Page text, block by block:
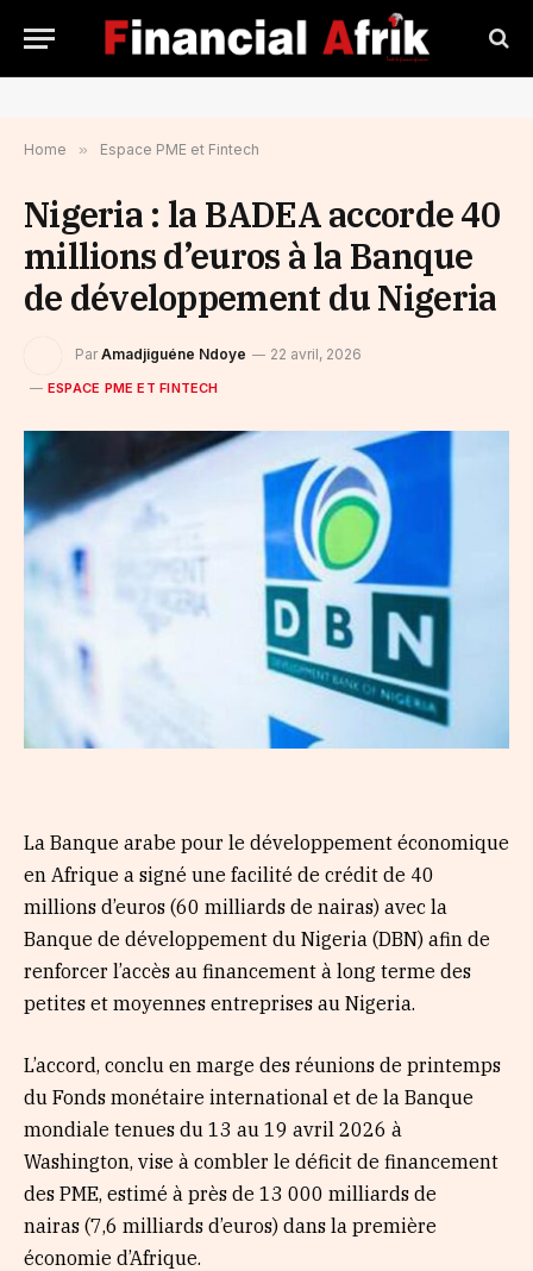
Home » Espace PME et Fintech
Nigeria : la BADEA accorde 40
millions d’euros à la Banque
de développement du Nigeria
Par Amadjiguéne Ndoye 22 avril, 2026
ESPACE PME ET FINTECH
La Banque arabe pour le développement économique
en Afrique a signé une facilité de crédit de 40
millions d’euros (60 milliards de nairas) avec la
Banque de développement du Nigeria (DBN) afin de
renforcer l’accès au financement à long terme des
petites et moyennes entreprises au Nigeria.
L’accord, conclu en marge des réunions de printemps
du Fonds monétaire international et de la Banque
mondiale tenues du 13 au 19 avril 2026 à
Washington, vise à combler le déficit de financement
des PME, estimé à près de 13 000 milliards de
nairas (7,6 milliards d’euros) dans la première
économie d’Afrique.